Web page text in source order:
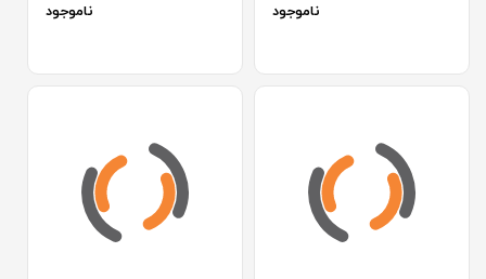
ناموجود ناموجود